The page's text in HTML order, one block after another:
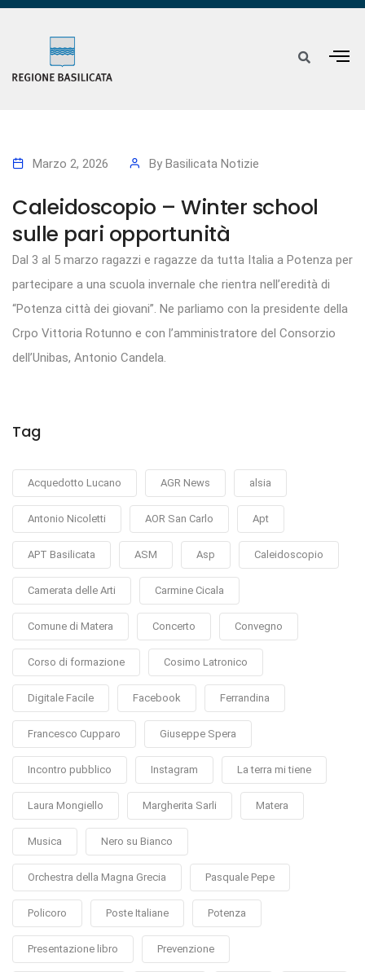
Marzo 2, 2026 By Basilicata Notizie
Caleidoscopio – Winter school
sulle pari opportunità
Dal 3 al 5 marzo ragazzi e ragazze da tutta Italia a Potenza per
partecipare a una scuola invernale che rientra nell’eredità di
“Potenza città dei giovani”. Ne parliamo con la presidente della
Crpo Vittoria Rotunno e con l’amministratore del Consorzio
dell’Unibas, Antonio Candela.
Tag
Acquedotto Lucano AGR News alsia
Antonio Nicoletti AOR San Carlo Apt
APT Basilicata ASM Asp Caleidoscopio
Camerata delle Arti Carmine Cicala
Comune di Matera Concerto Convegno
Corso di formazione Cosimo Latronico
Digitale Facile Facebook Ferrandina
Francesco Cupparo Giuseppe Spera
Incontro pubblico Instagram La terra mi tiene
Laura Mongiello Margherita Sarli Matera
Musica Nero su Bianco
Orchestra della Magna Grecia Pasquale Pepe
Policoro Poste Italiane Potenza
Presentazione libro Prevenzione